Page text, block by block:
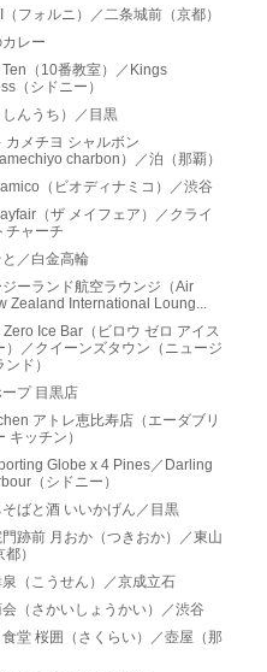
フォルニ）／二条城前（京都）
レー
（10番教室）／Kings
（シドニー）
んうち）／目黒
カメチヨ シャルボン
charbon）／泊（那覇）
（ビオディナミコ）／渋谷
（ザ メイフェア）／クライ
チャーチ
／白金高輪
ーランド航空ラウンジ（Air
Zealand International Loung...
Ice Bar（ビロウ ゼロ アイス
）／クイーンズタウン（ニュージ
ド）
プ 目黒店
アトレ恵比寿店（エーダブリ
キッチン）
Globe x 4 Pines／Darling
（シドニー）
ばと酒 いいかげん／目黒
跡前 月おか（つきおか）／東山
）
（こうせん）／京成立石
（さかいしょうかい）／渋谷
堂 桜囲（さくらい）／壺屋（那